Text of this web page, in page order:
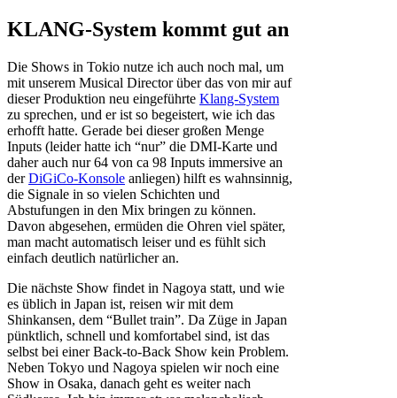
KLANG-System kommt gut an
Die Shows in Tokio nutze ich auch noch mal, um
mit unserem Musical Director über das von mir auf
dieser Produktion neu eingeführte Klang-System
zu sprechen, und er ist so begeistert, wie ich das
erhofft hatte. Gerade bei dieser großen Menge
Inputs (leider hatte ich “nur” die DMI-Karte und
daher auch nur 64 von ca 98 Inputs immersive an
derDiGiCo-Konsole anliegen) hilft es wahnsinnig,
die Signale in so vielen Schichten und
Abstufungen in den Mix bringen zu können.
Davon abgesehen, ermüden die Ohren viel später,
man macht automatisch leiser und es fühlt sich
einfach deutlich natürlicher an.
Die nächste Show findet in Nagoya statt, und wie
es üblich in Japan ist, reisen wir mit dem
Shinkansen, dem “Bullet train”. Da Züge in Japan
pünktlich, schnell und komfortabel sind, ist das
selbst bei einer Back-to-Back Show kein Problem.
Neben Tokyo und Nagoya spielen wir noch eine
Show in Osaka, danach geht es weiter nach